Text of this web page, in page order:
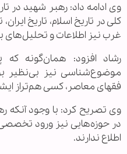
وی ادامه داد: رهبر شهید در
کلی در تاریخ اسلام، تاریخ
غرب نیز اطلاعات و
رشاد افزود: همان‌گونه که
موضوع‌شناسی نیز بی‌نظیر
فقهای معاصر، کسی هم‌تراز
وی تصریح کرد: با وجود آنکه
در حوزه‌هایی نیز ورود
اطلاع ندارند.